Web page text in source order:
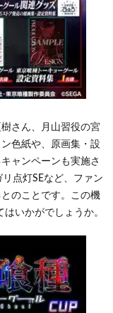
さん、月山習役の宮
色紙や、原画集・設
ャンペーンも実施さ
点灯SEなど、ファン
のことです。この機
いかがでしょうか。